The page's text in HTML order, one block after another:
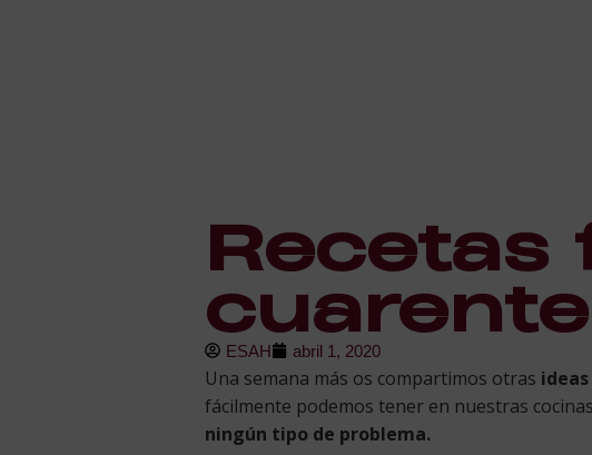
Recetas
ESAH abril 1, 2020
Una semana más os compartimos otras
fácilmente podemos tener en nuestras
ningún tipo de problema.